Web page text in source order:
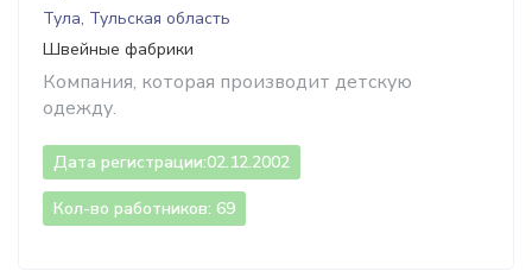
Тула, Тульская область
Швейные фабрики
Компания, которая производит детскую
одежду.
Дата регистрации:02.12.2002
Кол-во работников: 69